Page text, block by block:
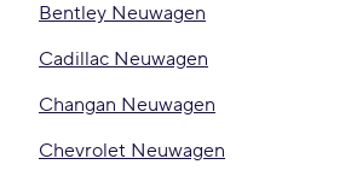
Bentley Neuwagen
Cadillac Neuwagen
Changan Neuwagen
Chevrolet Neuwagen